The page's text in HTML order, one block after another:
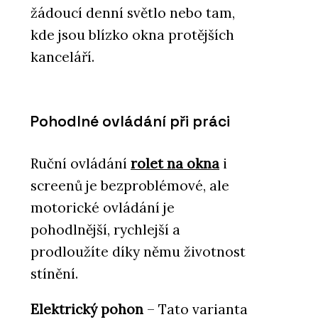
žádoucí denní světlo nebo tam,
kde jsou blízko okna protějších
kanceláří.
Pohodlné ovládání při práci
Ruční ovládání rolet na okna i
screenů je bezproblémové, ale
motorické ovládání je
pohodlnější, rychlejší a
prodloužíte díky němu životnost
stínění.
Elektrický pohon – Tato varianta